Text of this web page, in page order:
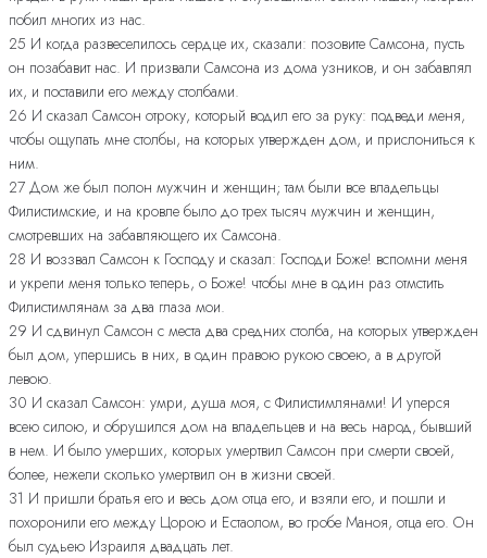
побил многих из нас.
25 И когда развеселилось сердце их, сказали: позовите Самсона, пусть
он позабавит нас. И призвали Самсона из дома узников, и он забавлял
их, и поставили его между столбами.
26 И сказал Самсон отроку, который водил его за руку: подведи меня,
чтобы ощупать мне столбы, на которых утвержден дом, и прислониться к
ним.
27 Дом же был полон мужчин и женщин; там были все владельцы
Филистимские, и на кровле было до трех тысяч мужчин и женщин,
смотревших на забавляющего их Самсона.
28 И воззвал Самсон к Господу и сказал: Господи Боже! вспомни меня
и укрепи меня только теперь, о Боже! чтобы мне в один раз отмстить
Филистимлянам за два глаза мои.
29 И сдвинул Самсон с места два средних столба, на которых утвержден
был дом, упершись в них, в один правою рукою своею, а в другой
левою.
30 И сказал Самсон: умри, душа моя, с Филистимлянами! И уперся
всею силою, и обрушился дом на владельцев и на весь народ, бывший
в нем. И было умерших, которых умертвил Самсон при смерти своей,
более, нежели сколько умертвил он в жизни своей.
31 И пришли братья его и весь дом отца его, и взяли его, и пошли и
похоронили его между Цорою и Естаолом, во гробе Маноя, отца его. Он
был судьею Израиля двадцать лет.